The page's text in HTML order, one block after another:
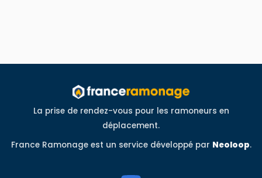
La prise de rendez-vous pour les ramoneurs en
déplacement.
France Ramonage est un service développé par Neoloop.